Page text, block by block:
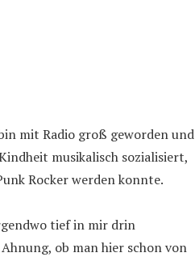
mit Radio groß geworden und
musikalisch sozialisiert,
Rocker werden konnte.
tief in mir drin
ob man hier schon von